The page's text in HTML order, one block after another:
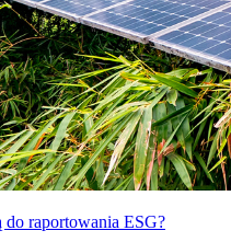
raportowania ESG?